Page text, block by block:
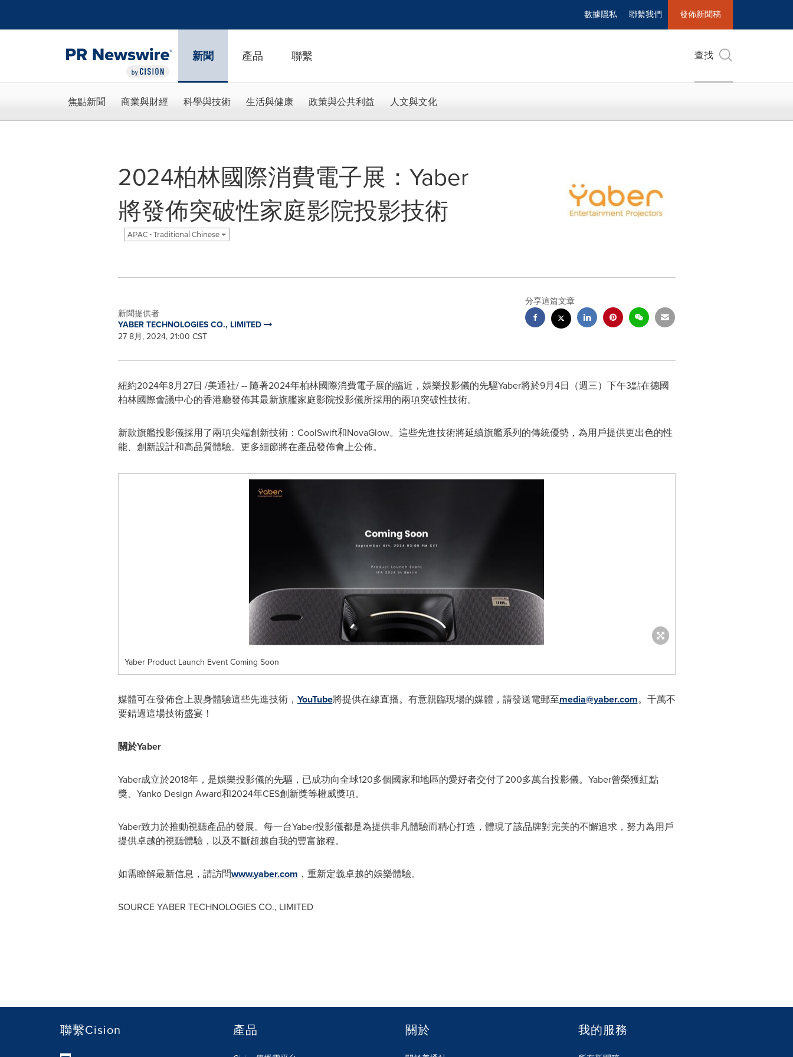
數據隱私 聯繫我們 發佈新聞稿
新聞 產品 聯繫 查找
焦點新聞 商業與財經 科學與技術 生活與健康 政策與公共利益 人文與文化
2024柏林國際消費電子展：Yaber
將發佈突破性家庭影院投影技術
APAC - Traditional Chinese
新聞提供者
YABER TECHNOLOGIES CO., LIMITED
27 8月, 2024, 21:00 CST
分享這篇文章
紐約2024年8月27日 /美通社/ -- 隨著2024年柏林國際消費電子展的臨近，娛樂投影儀的先驅Yaber將於9月4日（週三）下午3點在德國
柏林國際會議中心的香港廳發佈其最新旗艦家庭影院投影儀所採用的兩項突破性技術。
新款旗艦投影儀採用了兩項尖端創新技術：CoolSwift和NovaGlow。這些先進技術將延續旗艦系列的傳統優勢，為用戶提供更出色的性
能、創新設計和高品質體驗。更多細節將在產品發佈會上公佈。
Yaber Product Launch Event Coming Soon
媒體可在發佈會上親身體驗這些先進技術， YouTube將提供在線直播。有意親臨現場的媒體，請發送電郵至media@yaber.com。千萬不
要錯過這場技術盛宴！
關於Yaber
Yaber成立於2018年，是娛樂投影儀的先驅，已成功向全球120多個國家和地區的愛好者交付了200多萬台投影儀。Yaber曾榮獲紅點
獎、Yanko Design Award和2024年CES創新獎等權威獎項。
Yaber致力於推動視聽產品的發展。每一台Yaber投影儀都是為提供非凡體驗而精心打造，體現了該品牌對完美的不懈追求，努力為用戶
提供卓越的視聽體驗，以及不斷超越自我的豐富旅程。
如需瞭解最新信息，請訪問www.yaber.com ，重新定義卓越的娛樂體驗。
SOURCE YABER TECHNOLOGIES CO., LIMITED
聯繫Cision 產品 關於 我的服務